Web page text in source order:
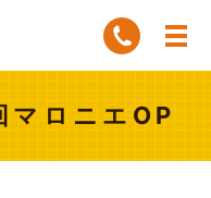
マロニエOP